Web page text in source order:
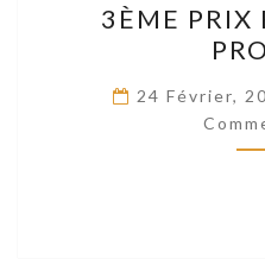
3ÈME PRIX
24 Février,